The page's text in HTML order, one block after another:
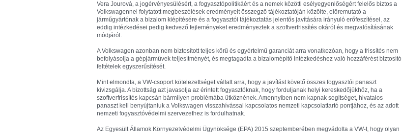
Vera Jourová, a jogérvényesülésért, a fogyasztópolitikáért és a nemek közötti esélyegyenlőségért felelős biztos a
Volkswagennel folytatott megbeszélések eredményeit összegző tájékoztatóján közölte, előremutató a
járműgyártónak a bizalom kiépítésére és a fogyasztói tájékoztatás jelentős javítására irányuló erőfeszítései, az
eddig intézkedései pedig kedvező fejleményeket eredményeztek a szoftverfrissítés okáról és megvalósításának
módjáról.
A Volkswagen azonban nem biztosított teljes körű és egyértelmű garanciát arra vonatkozóan, hogy a frissítés nem
befolyásolja a gépjárművek teljesítményét, és megtagadta a bizalomépítő intézkedéshez való hozzáférést biztosító
feltételek egyszerűsítését.
Mint elmondta, a VW-csoport kötelezettséget vállalt arra, hogy a javítást követő összes fogyasztói panaszt
kivizsgálja. A bizottság azt javasolja az érintett fogyasztóknak, hogy forduljanak helyi kereskedőjükhöz, ha a
szoftverfrissítés kapcsán bármilyen problémába ütköznének. Amennyiben nem kapnak segítséget, hivatalos
panaszt kell benyújtaniuk a Volkswagen visszahívással kapcsolatos nemzeti kapcsolattartó pontjához, és az adott
nemzeti fogyasztóvédelmi szervezethez is fordulhatnak.
Az Egyesült Államok Környezetvédelmi Ügynöksége (EPA) 2015 szeptemberében megvádolta a VW-t, hogy olyan